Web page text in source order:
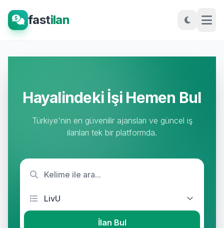
fastilan
Hayalindeki İşi Hemen Bul
Türkiye'nin en güvenilir ajansları ve güncel iş
ilanları tek bir platformda.
İlan Bul